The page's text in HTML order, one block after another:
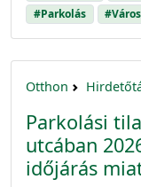
#Parkolás
Otthon
Parkolási
utcában
időjárás